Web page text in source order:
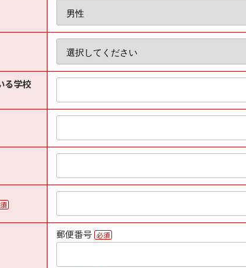
る学校
郵便番号 必須